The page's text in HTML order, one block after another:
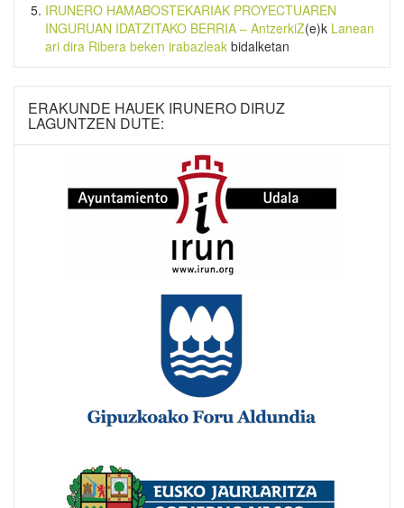
IRUNERO HAMABOSTEKARIAK PROYECTUAREN
INGURUAN IDATZITAKO BERRIA – AntzerkiZ(e)k Lanean
ari dira Ribera beken irabazleak bidalketan
ERAKUNDE HAUEK IRUNERO DIRUZ
LAGUNTZEN DUTE: